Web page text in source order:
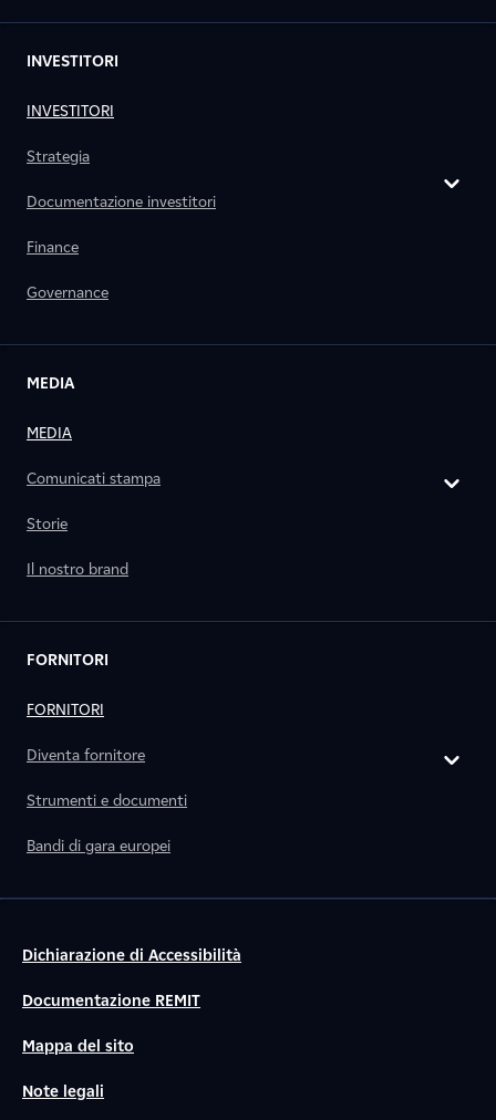
INVESTITORI
INVESTITORI
Strategia
Documentazione investitori
Finance
Governance
MEDIA
MEDIA
Comunicati stampa
Storie
Il nostro brand
FORNITORI
FORNITORI
Diventa fornitore
Strumenti e documenti
Bandi di gara europei
Dichiarazione di Accessibilità
Documentazione REMIT
Mappa del sito
Note legali